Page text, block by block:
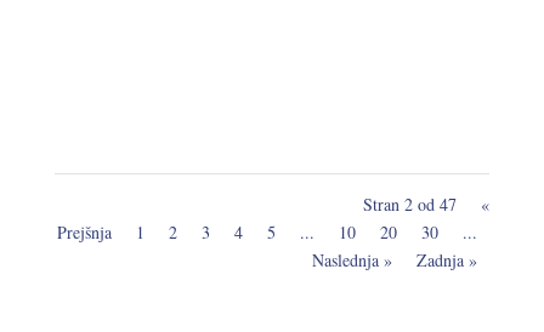
Stran 2 od 47
«
Prejšnja
1 2 3 4 5 ... 10 20 30
...
Naslednja »
Zadnja »